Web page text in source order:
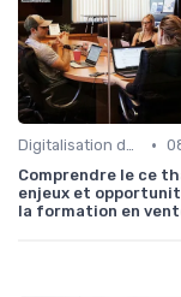
Digitalisation des ventes •
Comprendre le ce
enjeux et
la formation en